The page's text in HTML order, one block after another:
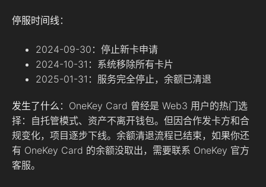
停服时间线 ：
2024-09-30：停止新卡申请
2024-10-31：系统移除所有卡片
2025-01-31：服务完全停止，余额已清退
发生了什么 ：OneKey Card 曾经是 Web3 用户的热门选
择：自托管模式、资产不离开钱包。但因合作发卡方和合
规变化，项目逐步下线。余额清退流程已结束，如果你还
有 OneKey Card 的余额没取出，需要联系 OneKey 官方
客服。